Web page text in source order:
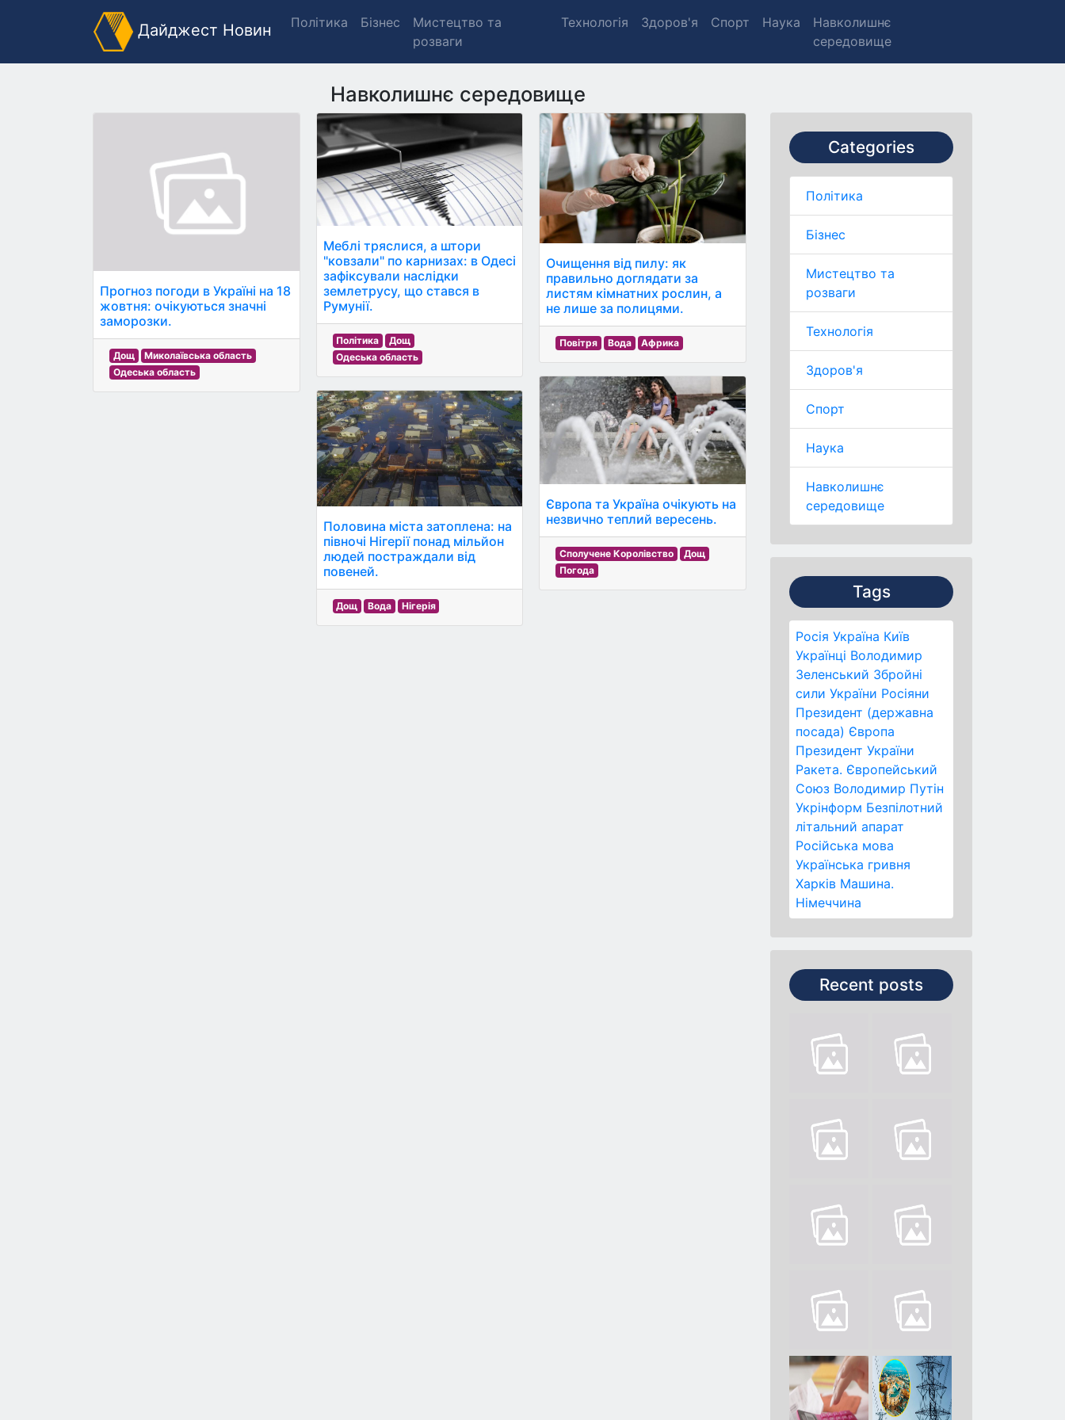
Дайджест Новин Політика Бізнес
Мистецтво та
розваги
Технологія Здоров'я Спорт Наука
Навколишнє
середовище
Навколишнє середовище
Categories
Політика
Бізнес
Мистецтво та
розваги
Технологія
Здоров'я
Спорт
Наука
Навколишнє
середовище
Tags
Росія Україна Київ
Українці Володимир
Зеленський Збройні
сили України Росіяни
Президент (державна
посада) Європа
Президент України
Ракета. Європейський
Союз Володимир Путін
Укрінформ Безпілотний
літальний апарат
Російська мова
Українська гривня
Харків Машина.
Німеччина
Recent posts
Прогноз погоди в Україні на 18
жовтня: очікуються значні
заморозки.
Дощ
Миколаївська область
Одеська область
Меблі тряслися, а штори
"ковзали" по карнизах: в Одесі
зафіксували наслідки
землетрусу, що стався в
Румунії.
Політика
Дощ
Одеська область
Половина міста затоплена: на
півночі Нігерії понад мільйон
людей постраждали від
повеней.
Дощ Вода Нігерія
Очищення від пилу: як
правильно доглядати за
листям кімнатних рослин, а
не лише за полицями.
Повітря Вода Африка
Європа та Україна очікують на
незвично теплий вересень.
Сполучене Королівство
Дощ
Погода